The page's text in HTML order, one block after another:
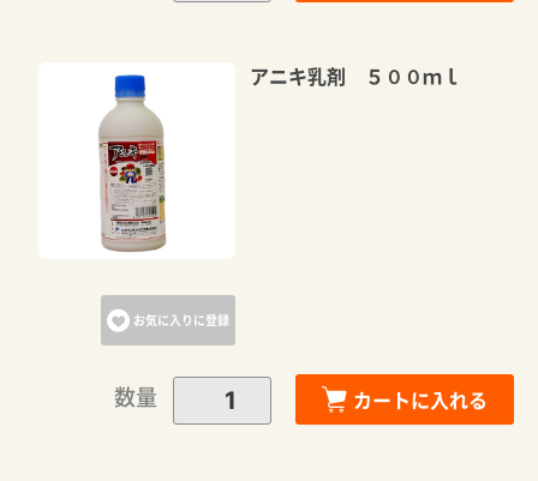
お気に入りに登録
アニキ乳剤 ５００ｍｌ
数量 カートに入れる